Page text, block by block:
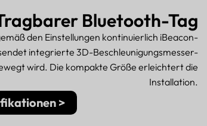
Bluetooth-Tag
den Einstellungen kontinuierlich iBeacon-
integrierte 3D-Beschleunigungsmesser-
wird. Die kompakte Größe erleichtert die
Installation.
>